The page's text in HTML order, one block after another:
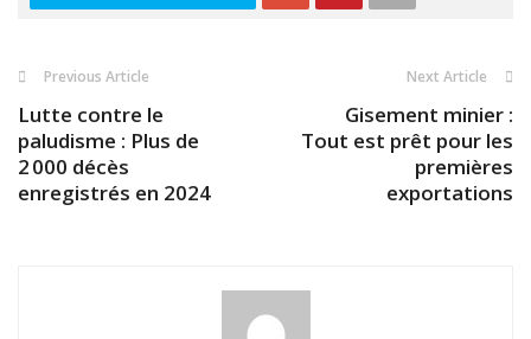
Previous Article
Lutte contre le
paludisme : Plus de
2 000 décès
enregistrés en 2024
Next Article
Gisement minier :
Tout est prêt pour les
premières
exportations